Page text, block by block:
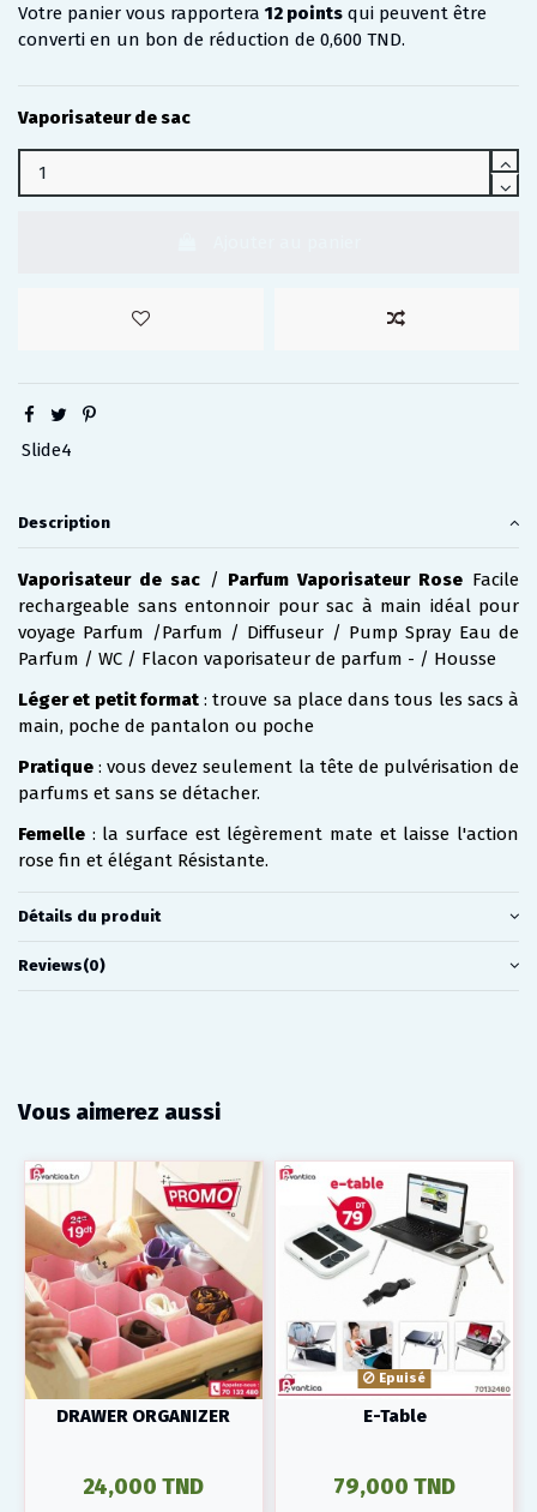
Votre panier vous rapportera 12 points qui peuvent être
converti en un bon de réduction de 0,600 TND.
Vaporisateur de sac
Slide4
Description
Vaporisateur de sac/ Parfum Vaporisateur Rose Facile
rechargeable sans entonnoir pour sac à main idéal pour
voyage Parfum /Parfum / Diffuseur / Pump Spray Eau de
Parfum / WC / Flacon vaporisateur de parfum - / Housse
Léger et petit format: trouve sa place dans tous les sacs à
main, poche de pantalon ou poche
Pratique : vous devez seulement la tête de pulvérisation de
parfums et sans se détacher.
Femelle : la surface est légèrement mate et laisse l'action
rose fin et élégant Résistante.
Détails du produit
Reviews(0)
Vous aimerez aussi
DRAWER ORGANIZER
24,000 TND
Epuisé
E-Table
79,000 TND